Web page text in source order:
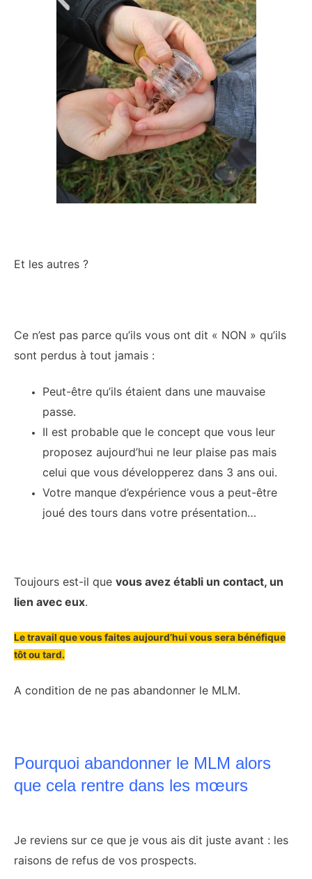
Et les autres ?
Ce n’est pas parce qu’ils vous ont dit « NON » qu’ils
sont perdus à tout jamais :
Peut-être qu’ils étaient dans une mauvaise
passe.
Il est probable que le concept que vous leur
proposez aujourd’hui ne leur plaise pas mais
celui que vous développerez dans 3 ans oui.
Votre manque d’expérience vous a peut-être
joué des tours dans votre présentation…
Toujours est-il que vous avez établi un contact, un
lien avec eux.
Le travail que vous faites aujourd’hui vous sera bénéfique
tôt ou tard.
A condition de ne pas abandonner le MLM.
Pourquoi abandonner le MLM alors
que cela rentre dans les mœurs
Je reviens sur ce que je vous ais dit juste avant : les
raisons de refus de vos prospects.